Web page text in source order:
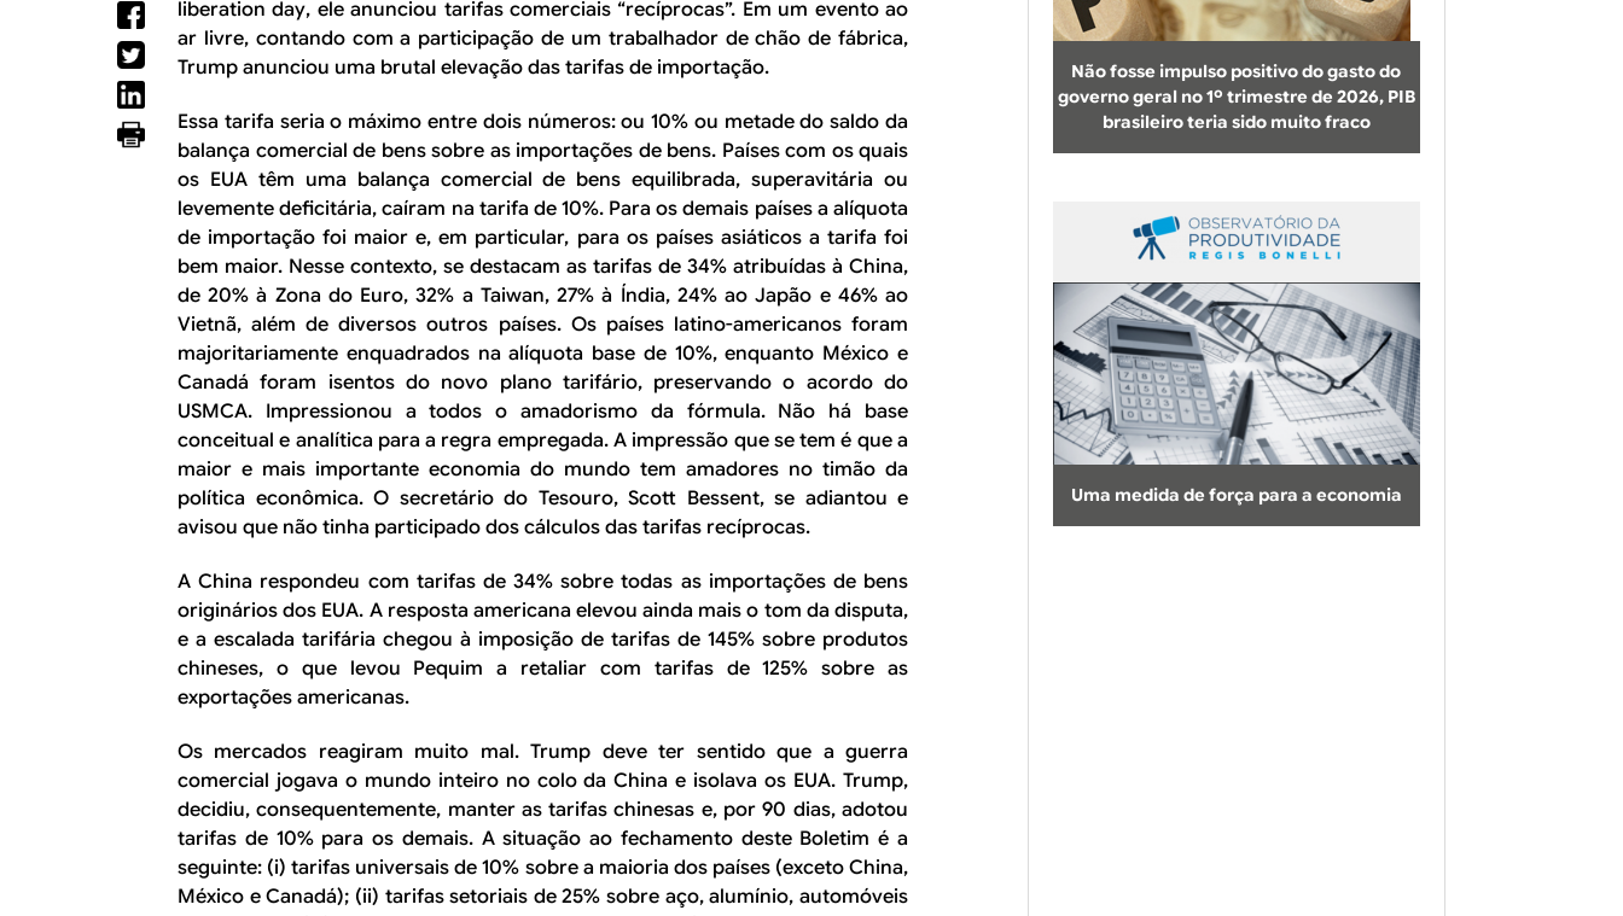
E
u
s
c
a
l
liberation day, ele anunciou tarifas comerciais “recíprocas”. Em um evento ao
ar livre, contando com a participação de um trabalhador de chão de fábrica,
Trump anunciou uma brutal elevação das tarifas de importação.
Essa tarifa seria o máximo entre dois números: ou 10% ou metade do saldo da
balança comercial de bens sobre as importações de bens. Países com os quais
os EUA têm uma balança comercial de bens equilibrada, superavitária ou
levemente deficitária, caíram na tarifa de 10%. Para os demais países a alíquota
de importação foi maior e, em particular, para os países asiáticos a tarifa foi
bem maior. Nesse contexto, se destacam as tarifas de 34% atribuídas à China,
de 20% à Zona do Euro, 32% a Taiwan, 27% à Índia, 24% ao Japão e 46% ao
Vietnã, além de diversos outros países. Os países latino-americanos foram
majoritariamente enquadrados na alíquota base de 10%, enquanto México e
Canadá foram isentos do novo plano tarifário, preservando o acordo do
USMCA. Impressionou a todos o amadorismo da fórmula. Não há base
conceitual e analítica para a regra empregada. A impressão que se tem é que a
maior e mais importante economia do mundo tem amadores no timão da
política econômica. O secretário do Tesouro, Scott Bessent, se adiantou e
avisou que não tinha participado dos cálculos das tarifas recíprocas.
A China respondeu com tarifas de 34% sobre todas as importações de bens
originários dos EUA. A resposta americana elevou ainda mais o tom da disputa,
e a escalada tarifária chegou à imposição de tarifas de 145% sobre produtos
chineses, o que levou Pequim a retaliar com tarifas de 125% sobre as
exportações americanas.
Os mercados reagiram muito mal. Trump deve ter sentido que a guerra
comercial jogava o mundo inteiro no colo da China e isolava os EUA. Trump,
decidiu, consequentemente, manter as tarifas chinesas e, por 90 dias, adotou
tarifas de 10% para os demais. A situação ao fechamento deste Boletim é a
seguinte: (i) tarifas universais de 10% sobre a maioria dos países (exceto China,
México e Canadá); (ii) tarifas setoriais de 25% sobre aço, alumínio, automóveis
Não fosse impulso positivo do gasto do
governo geral no 1º trimestre de 2026, PIB
brasileiro teria sido muito fraco
Uma medida de força para a economia